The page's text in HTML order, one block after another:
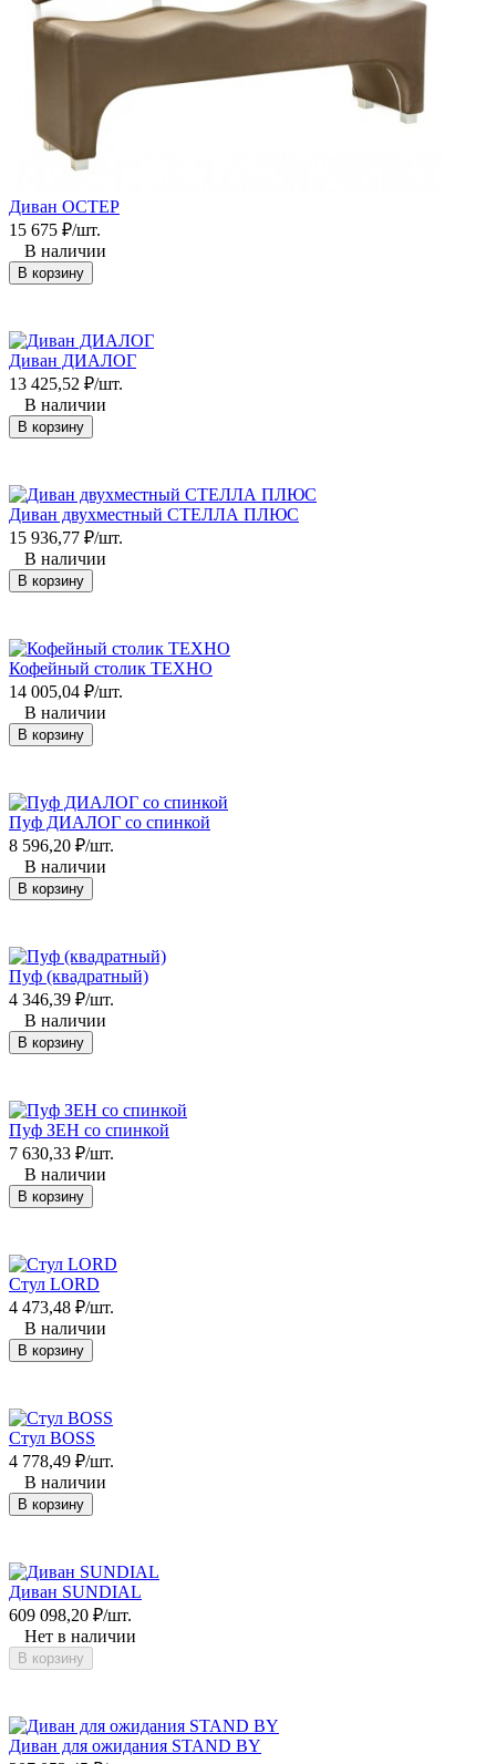
Диван ОСТЕР
15 675 ₽/шт.
В наличии
В корзину
Диван ДИАЛОГ
13 425,52 ₽/шт.
В наличии
В корзину
Диван двухместный СТЕЛЛА ПЛЮС
15 936,77 ₽/шт.
В наличии
В корзину
Кофейный столик ТЕХНО
14 005,04 ₽/шт.
В наличии
В корзину
Пуф ДИАЛОГ со спинкой
8 596,20 ₽/шт.
В наличии
В корзину
Пуф (квадратный)
4 346,39 ₽/шт.
В наличии
В корзину
Пуф ЗЕН со спинкой
7 630,33 ₽/шт.
В наличии
В корзину
Стул LORD
4 473,48 ₽/шт.
В наличии
В корзину
Стул BOSS
4 778,49 ₽/шт.
В наличии
В корзину
Диван SUNDIAL
609 098,20 ₽/шт.
Нет в наличии
В корзину
Диван для ожидания STAND BY